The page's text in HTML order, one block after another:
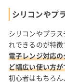
シリコンやプ
シリコンやプラ
れできるのが特徴
電子レンジ対応
ど幅広い使い方
初心者はもちろ